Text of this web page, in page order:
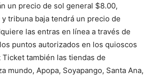
un precio de sol general $8.00,
tribuna baja tendrá un precio de
las entras en línea a través de
puntos autorizados en los quioscos
Ticket también las tiendas de
mundo, Apopa, Soyapango, Santa Ana,